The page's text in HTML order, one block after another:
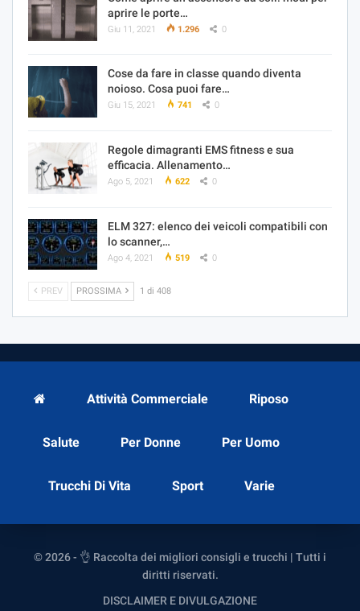
aprire le porte…
Giu 11, 2021 1.296 0
Cose da fare in classe quando diventa
noioso. Cosa puoi fare…
Giu 15, 2021 741 0
Regole dimagranti EMS fitness e sua
efficacia. Allenamento…
Ago 5, 2021 622 0
ELM 327: elenco dei veicoli compatibili con
lo scanner,…
Ago 4, 2021 519 0
PREV PROSSIMA 1 di 408
Attività Commerciale Riposo
Salute Per Donne Per Uomo
Trucchi Di Vita Sport Varie
© 2026 - 👌 Raccolta dei migliori consigli e trucchi | Tutti i
diritti riservati.
DISCLAIMER E DIVULGAZIONE